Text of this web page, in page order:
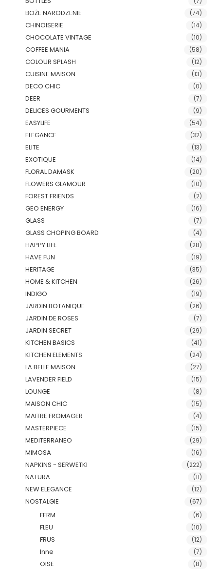
BOŻE NARODZENIE (74)
CHINOISERIE (14)
CHOCOLATE VINTAGE (10)
COFFEE MANIA (58)
COLOUR SPLASH (12)
CUISINE MAISON (13)
DECO CHIC (0)
DEER (7)
DELICES GOURMENTS (9)
EASYLIFE (54)
ELEGANCE (32)
ELITE (13)
EXOTIQUE (14)
FLORAL DAMASK (20)
FLOWERS GLAMOUR (10)
FOREST FRIENDS (2)
GEO ENERGY (16)
GLASS (7)
GLASS CHOPING BOARD (4)
HAPPY LIFE (28)
HAVE FUN (19)
HERITAGE (35)
HOME & KITCHEN (26)
INDIGO (19)
JARDIN BOTANIQUE (26)
JARDIN DE ROSES (7)
JARDIN SECRET (29)
KITCHEN BASICS (41)
KITCHEN ELEMENTS (24)
LA BELLE MAISON (27)
LAVENDER FIELD (15)
LOUNGE (8)
MAISON CHIC (15)
MAITRE FROMAGER (4)
MASTERPIECE (15)
MEDITERRANEO (29)
MIMOSA (16)
NAPKINS - SERWETKI (222)
NATURA (11)
NEW ELEGANCE (12)
NOSTALGIE (67)
FERM (6)
FLEU (10)
FRUS (12)
Inne (7)
OISE (8)